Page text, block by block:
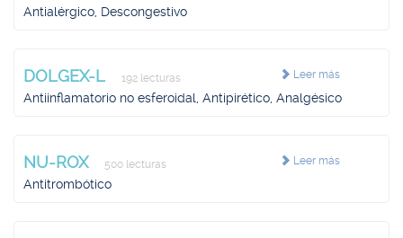
Antialérgico, Descongestivo
Leer más
DOLGEX-L 192 lecturas
Antiinflamatorio no esferoidal, Antipirético, Analgésico
Leer más
NU-ROX 500 lecturas
Antitrombótico